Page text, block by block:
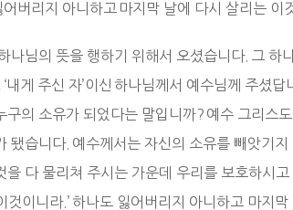
버리지 아니하고 마지막 날에 다시 살리는 이
나님의 뜻을 행하기 위해서 오셨습니다. 그 하
내게 주신 자’이신 하나님께서 예수님께 주셨
구의 소유가 되었다는 말입니까? 예수 그리스
됐습니다. 예수께서는 자신의 소유를 빼앗기
다 물리쳐 주시는 가운데 우리를 보호하시
것이니라.’ 하나도 잃어버리지 아니하고 마지